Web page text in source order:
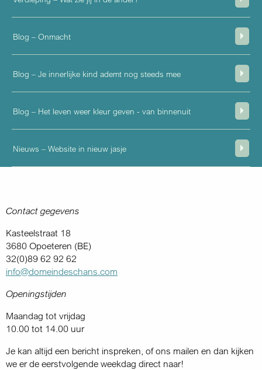
Blog – Onmacht
Blog – Je innerlijke kind ademt nog steeds mee
Blog – Het leven weer kleur geven - van binnenuit
Nieuws – Website in nieuw jasje
Contact gegevens
Kasteelstraat 18
3680 Opoeteren (BE)
32(0)89 62 92 62
info@domeindeschans.com
Openingstijden
Maandag tot vrijdag
10.00 tot 14.00 uur
Je kan altijd een bericht inspreken, of ons mailen en dan kijken
we er de eerstvolgende weekdag direct naar!